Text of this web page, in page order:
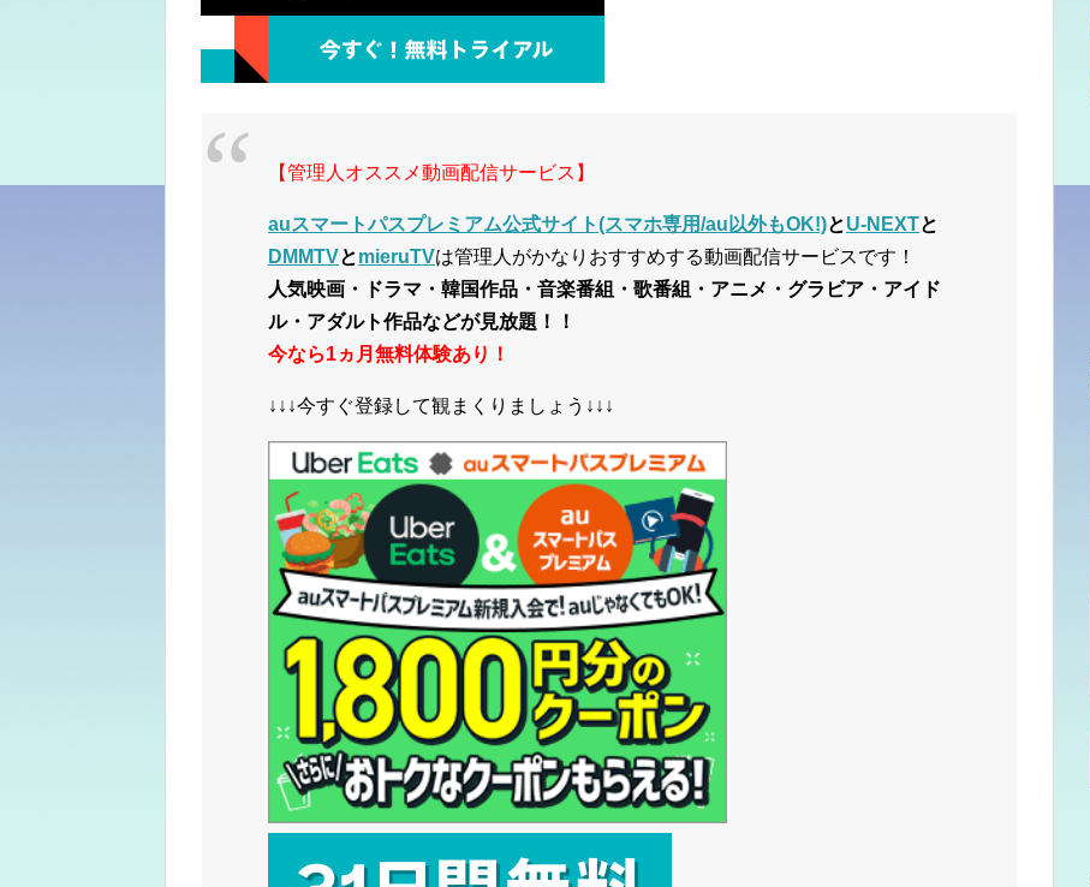
【管理人オススメ動画配信サービス】
auスマートパスプレミアム公式サイト(スマホ専用/au以外もOK!)とU-NEXTと
DMMTVとmieruTVは管理人がかなりおすすめする動画配信サービスです！
人気映画・ドラマ・韓国作品・音楽番組・歌番組・アニメ・グラビア・アイド
ル・アダルト作品などが見放題！！
今なら1ヵ月無料体験あり！
↓↓↓今すぐ登録して観まくりましょう↓↓↓